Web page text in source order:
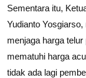
Sementara itu,
Yudianto
menjaga harga
mematuhi harga
tidak ada lagi